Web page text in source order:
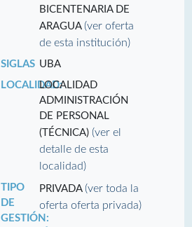
BICENTENARIA DE
ARAGUA(ver oferta
de esta institución)
SIGLAS UBA
LOCALIDAD:LOCALIDAD
ADMINISTRACIÓN
DE PERSONAL
(TÉCNICA)(ver el
detalle de esta
localidad)
TIPO
DE
GESTIÓN:
PRIVADA(ver toda la
oferta oferta privada)